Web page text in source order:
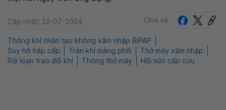
Cập nhật: 22-07-2024 Chia sẻ
Thông khí nhân tạo không xâm nhập BiPAP
Suy hô hấp cấp
Tràn khí màng phổi
Thở máy xâm nhập
Rối loạn trao đổi khí
Thông thở máy Hồi sức cấp cứu